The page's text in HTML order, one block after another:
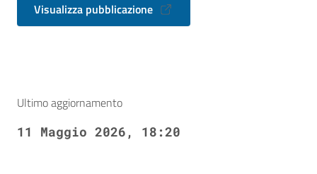
Visualizza pubblicazione
Ultimo aggiornamento
11 Maggio 2026, 18:20